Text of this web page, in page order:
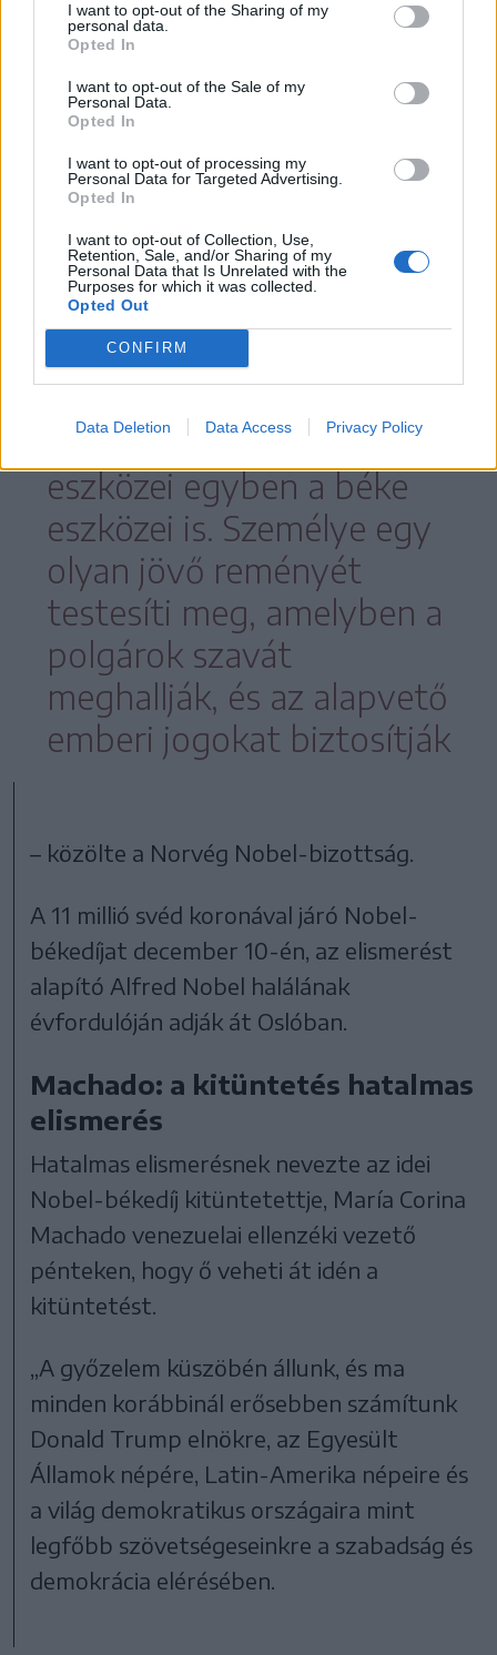
I want to opt-out of the Sharing of my
personal data.
Opted In
I want to opt-out of the Sale of my
Personal Data.
Opted In
I want to opt-out of processing my
Personal Data for Targeted Advertising.
Opted In
I want to opt-out of Collection, Use,
Retention, Sale, and/or Sharing of my
Personal Data that Is Unrelated with the
Purposes for which it was collected.
Opted Out
CONFIRM
Data Deletion Data Access Privacy Policy
A békedíj elnyeréséhez María Corina
Machado megfelelt az Alfred Nobel által
meghatározott mindhárom feltételnek.
Egyesítette országa ellenzékét,
rendíthetetlenül ellenállt a venezuelai
elkötelezett volt a demokrácia felé
vezető békés átmenet mellett.
hogy a demokrácia
eszközei egyben a béke
eszközei is. Személye egy
olyan jövő reményét
testesíti meg, amelyben a
polgárok szavát
meghallják, és az alapvető
emberi jogokat biztosítják
– közölte a Norvég Nobel-bizottság.
A 11 millió svéd koronával járó Nobel-
békedíjat december 10-én, az elismerést
alapító Alfred Nobel halálának
évfordulóján adják át Oslóban.
Machado: a kitüntetés hatalmas
elismerés
Hatalmas elismerésnek nevezte az idei
Nobel-békedíj kitüntetettje, María Corina
Machado venezuelai ellenzéki vezető
pénteken, hogy ő veheti át idén a
kitüntetést.
„A győzelem küszöbén állunk, és ma
minden korábbinál erősebben számítunk
Donald Trump elnökre, az Egyesült
Államok népére, Latin-Amerika népeire és
a világ demokratikus országaira mint
legfőbb szövetségeseinkre a szabadság és
demokrácia elérésében.